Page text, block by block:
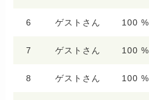
6 ゲストさん 100 %
7 ゲストさん 100 %
8 ゲストさん 100 %